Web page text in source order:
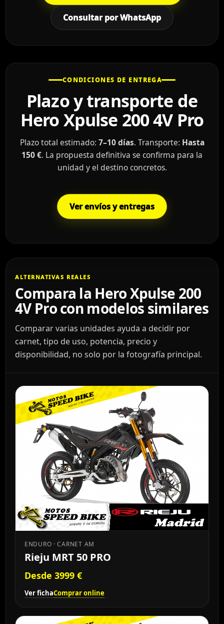
Consultar por WhatsApp
CONDICIONES DE ENTREGA
Plazo y transporte de
Hero Xpulse 200 4V Pro
Plazo total estimado: 7–10 días. Transporte: Hasta
150 €. La propuesta definitiva se confirma para la
unidad y el destino concretos.
Ver envíos y entregas
ALTERNATIVAS REALES
Compara la Hero Xpulse 200
4V Pro con modelos similares
Comparar varias unidades ayuda a decidir por
carnet, tipo de uso, potencia, precio y
disponibilidad, no solo por la fotografía principal.
ENDURO · CARNET AM
Rieju MRT 50 PRO
Desde 3999 €
Ver fichaComprar online